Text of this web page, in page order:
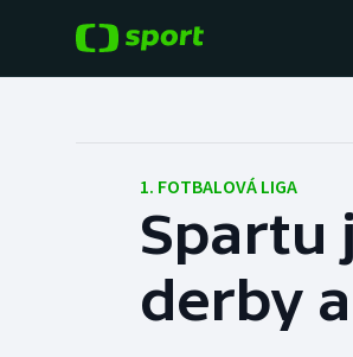
Hokej
Tenis
1. FOTBALOVÁ LIGA
Spartu
derby